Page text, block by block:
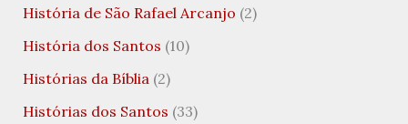
História de São Rafael Arcanjo (2)
História dos Santos (10)
Histórias da Bíblia(2)
Histórias dos Santos (33)